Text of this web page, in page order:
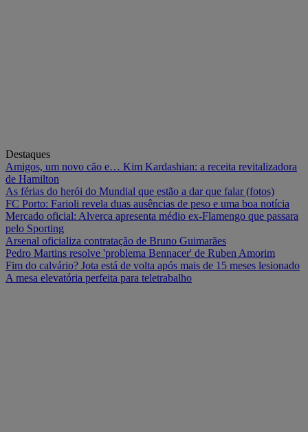
Destaques
Amigos, um novo cão e… Kim Kardashian: a receita revitalizadora
de Hamilton
As férias do herói do Mundial que estão a dar que falar (fotos)
FC Porto: Farioli revela duas ausências de peso e uma boa notícia
Mercado oficial: Alverca apresenta médio ex-Flamengo que passara
pelo Sporting
Arsenal oficializa contratação de Bruno Guimarães
Pedro Martins resolve 'problema Bennacer' de Ruben Amorim
Fim do calvário? Jota está de volta após mais de 15 meses lesionado
A mesa elevatória perfeita para teletrabalho